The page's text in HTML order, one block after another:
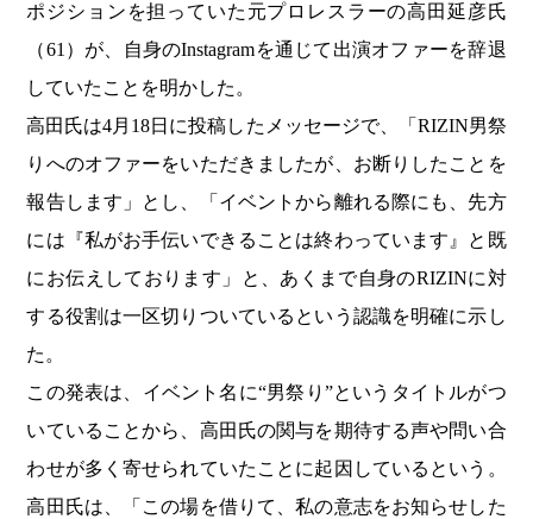
ポジションを担っていた元プロレスラーの高田延彦氏
（61）が、自身のInstagramを通じて出演オファーを辞退
していたことを明かした。
高田氏は4月18日に投稿したメッセージで、「RIZIN男祭
りへのオファーをいただきましたが、お断りしたことを
報告します」とし、「イベントから離れる際にも、先方
には『私がお手伝いできることは終わっています』と既
にお伝えしております」と、あくまで自身のRIZINに対
する役割は一区切りついているという認識を明確に示し
た。
この発表は、イベント名に“男祭り”というタイトルがつ
いていることから、高田氏の関与を期待する声や問い合
わせが多く寄せられていたことに起因しているという。
高田氏は、「この場を借りて、私の意志をお知らせした